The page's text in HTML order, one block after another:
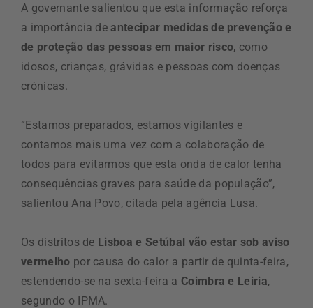
A governante salientou que esta informação reforça
a importância deantecipar medidas de prevenção e
de proteção das pessoas em maior risco, como
idosos, crianças, grávidas e pessoas com doenças
crónicas.
“Estamos preparados, estamos vigilantes e
contamos mais uma vez com a colaboração de
todos para evitarmos que esta onda de calor tenha
consequências graves para saúde da população”,
salientou Ana Povo, citada pela agência Lusa.
Os distritos de Lisboa e Setúbal vão estar sob aviso
vermelho por causa do calor a partir de quinta-feira,
estendendo-se na sexta-feira a Coimbra e Leiria,
segundo o IPMA.